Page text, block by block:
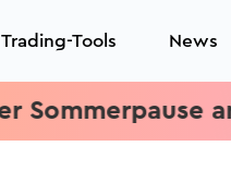
Trading-Tools News